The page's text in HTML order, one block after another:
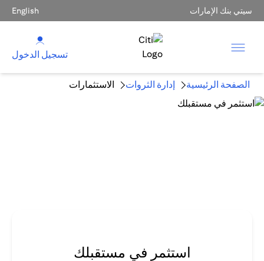
سيتي بنك الإمارات English
تسجيل الدخول
الصفحة الرئيسية إدارة الثروات الاستثمارات
استثمر في مستقبلك